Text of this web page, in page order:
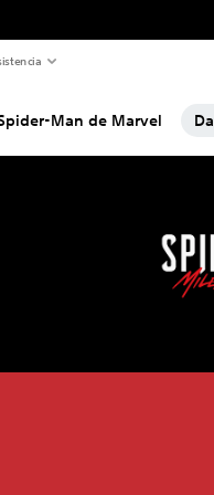
Man de Marvel